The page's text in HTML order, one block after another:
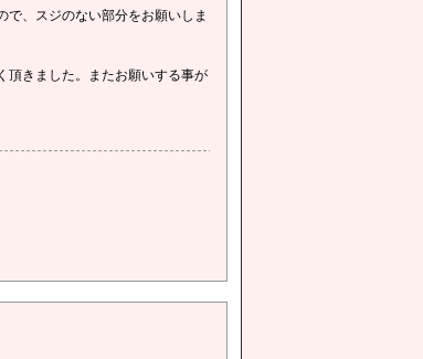
で、スジのない部分をお願いしま
頂きました。またお願いする事が